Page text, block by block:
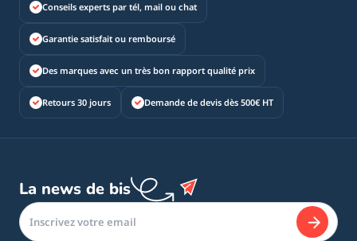
Conseils experts par tél, mail ou chat
Garantie satisfait ou remboursé
Des marques avec un très bon rapport qualité prix
Retours 30 jours Demande de devis dès 500€ HT
La news de bis